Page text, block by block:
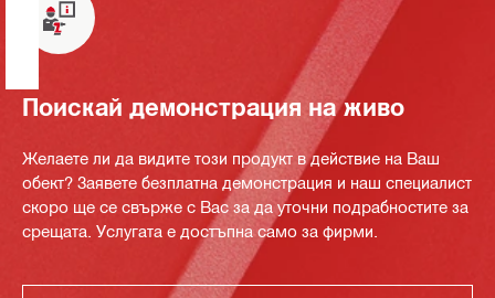
Поискай демонстрация на живо
Желаете ли да видите този продукт в действие на Ваш
обект? Заявете безплатна демонстрация и наш специалист
скоро ще се свърже с Вас за да уточни подрабностите за
срещата. Услугата е достъпна само за фирми.